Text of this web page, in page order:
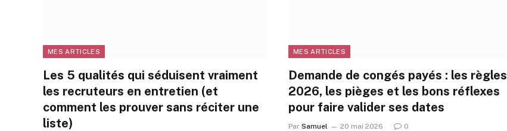
MES ARTICLES
Les 5 qualités qui séduisent vraiment
les recruteurs en entretien (et
comment les prouver sans réciter une
liste)
MES ARTICLES
Demande de congés payés : les règles
2026, les pièges et les bons réflexes
pour faire valider ses dates
Par Samuel 20 mai 2026 0